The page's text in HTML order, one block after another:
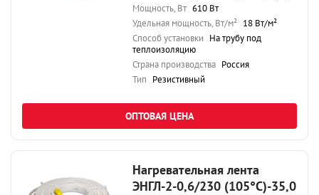
Мощность, Вт 610 Вт
Удельная мощность, Вт/м² 18 Вт/м²
Способ установки На трубу под
теплоизоляцию
Страна производства Россия
Тип Резистивный
ОПТОВАЯ ЦЕНА
Нагревательная лента
ЭНГЛ-2-0,6/230 (105°С)-35,0